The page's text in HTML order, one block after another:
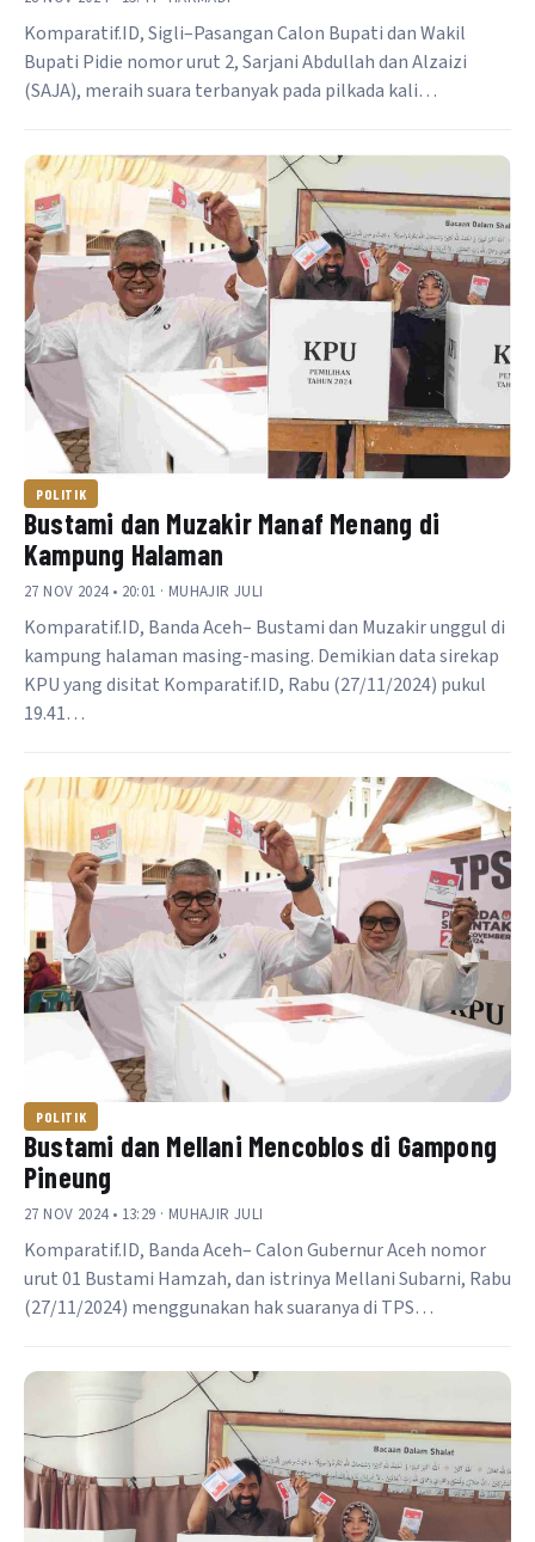
Komparatif.ID, Sigli–Pasangan Calon Bupati dan Wakil
Bupati Pidie nomor urut 2, Sarjani Abdullah dan Alzaizi
(SAJA), meraih suara terbanyak pada pilkada kali…
POLITIK
Bustami dan Muzakir Manaf Menang di
Kampung Halaman
27 NOV 2024 • 20:01 · MUHAJIR JULI
Komparatif.ID, Banda Aceh– Bustami dan Muzakir unggul di
kampung halaman masing-masing. Demikian data sirekap
KPU yang disitat Komparatif.ID, Rabu (27/11/2024) pukul
19.41…
POLITIK
Bustami dan Mellani Mencoblos di Gampong
Pineung
27 NOV 2024 • 13:29 · MUHAJIR JULI
Komparatif.ID, Banda Aceh– Calon Gubernur Aceh nomor
urut 01 Bustami Hamzah, dan istrinya Mellani Subarni, Rabu
(27/11/2024) menggunakan hak suaranya di TPS…